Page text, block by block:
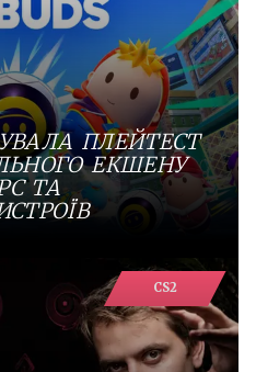
ПЛЕЙТЕСТ
ЕКШЕНУ
ТА
CS2